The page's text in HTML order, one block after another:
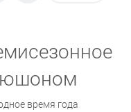
время года